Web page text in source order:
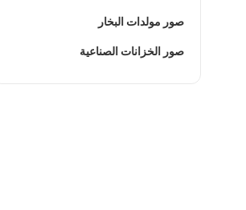
صور مولدات البخار
صور الخزانات الصناعية